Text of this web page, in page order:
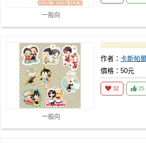
一般向
一般向
作者： 卡斯帕
價格：50元
32 25